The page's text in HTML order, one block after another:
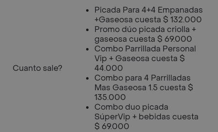
Cuanto sale?
Picada Para 4+4 Empanadas
+Gaseosa cuesta $ 132.000
Promo dúo picada criolla +
gaseosa cuesta $ 69.000
Combo Parrillada Personal
Vip + Gaseosa cuesta $
44.000
Combo para 4 Parrilladas
Mas Gaseosa 1.5 cuesta $
135.000
Combo duo picada
SúperVip + bebidas cuesta
$ 69.000